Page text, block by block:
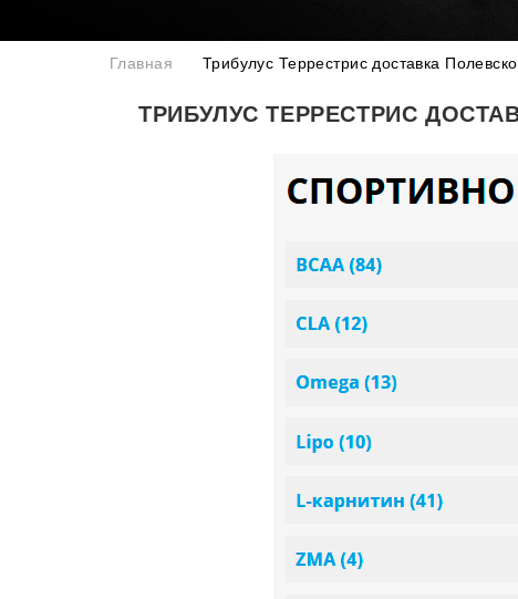
Главная Трибулус Террестрис доставка
ТРИБУЛУС ТЕРРЕСТРИС